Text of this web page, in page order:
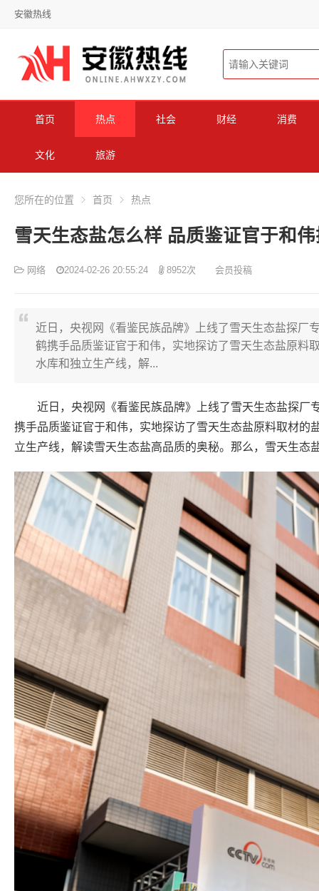
安徽热线
首页 热点 社会 财经 消费
文化 旅游
您所在的位置 首页 热点
雪天生态盐怎么样 品质鉴证官于和
网络 2024-02-26 20:55:24 8952次 会员投稿
近日，央视网《看鉴民族品牌》上线了雪天生态盐探厂
鹤携手品质鉴证官于和伟，实地探访了雪天生态盐原料
水库和独立生产线，解...
近日，央视网《看鉴民族品牌》上线了雪天生态盐探厂
携手品质鉴证官于和伟，实地探访了雪天生态盐原料取材的
立生产线，解读雪天生态盐高品质的奥秘。那么，雪天生态